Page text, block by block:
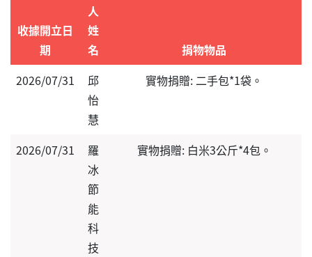
收據開立日
期
人
姓
名
捐物物品
2026/07/31
邱
怡
慧
實物捐贈: 二手包*1袋。
2026/07/31
羅
冰
節
能
科
技
實物捐贈: 白米3公斤*4包。